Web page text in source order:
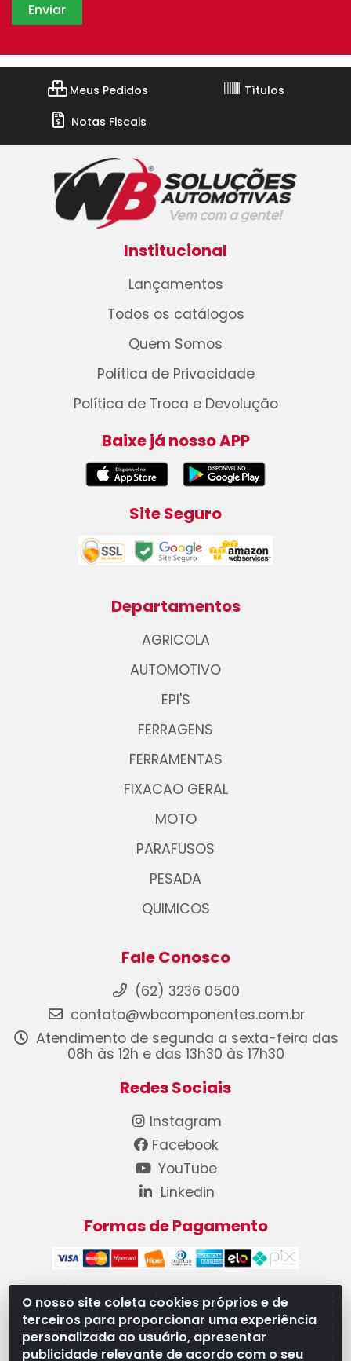
O nosso site coleta cookies próprios e de
terceiros para proporcionar uma experiência
personalizada ao usuário, apresentar
publicidade relevante de acordo com o seu
Meus Pedidos
Títulos
Notas Fiscais
Institucional
Lançamentos
Todos os catálogos
Quem Somos
Política de Privacidade
Política de Troca e Devolução
Baixe já nosso APP
Site Seguro
Departamentos
AGRICOLA
AUTOMOTIVO
EPI'S
FERRAGENS
FERRAMENTAS
FIXACAO GERAL
MOTO
PARAFUSOS
PESADA
QUIMICOS
Fale Conosco
(62) 3236 0500
contato@wbcomponentes.com.br
Atendimento de segunda a sexta-feira das
08h às 12h e das 13h30 às 17h30
Redes Sociais
Instagram
Facebook
YouTube
Linkedin
Formas de Pagamento
WB Componentes Automotivos LTDA - CNPJ
08.528.393/0001-12 - Rua do Níquel, 667 - Parque
Oeste Industrial, Goiânia/GO - CEP 74375-660